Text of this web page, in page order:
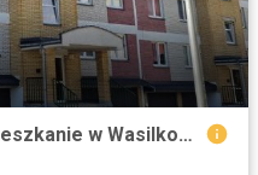
Przestronne 3 pokojowe mieszkanie w Wasilkowie zapraszam